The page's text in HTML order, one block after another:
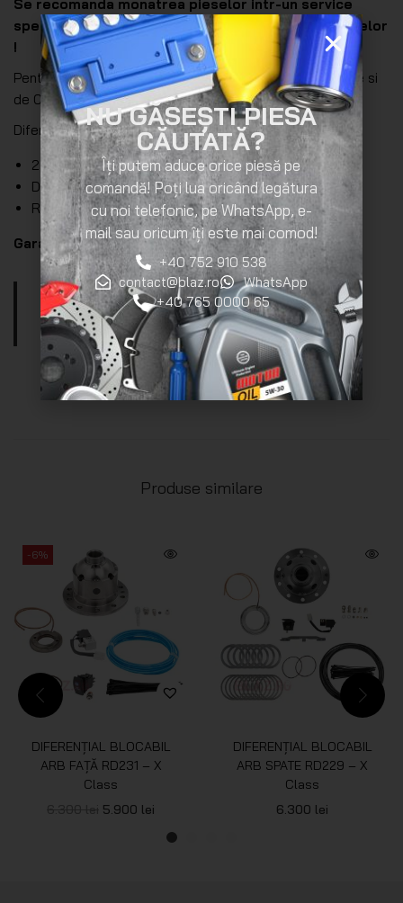
Se recomanda monatrea pieselor intr-un service
specializat 4×4, altfel riscati deteriorarea produselor
!
Pentru actionarea diferentialului blocabil mai aveti nevoie si
de Compresor Aer
Diferential Blocabil Spate TRE 4×4 TR103 Dana 35 Jeep
27 caneluri
Dana 35
Raport 2.73-3.31
Garantie 12 luni.
Puteți consulta catalogulcudiferentiale
blocabile pentru compatibilitate :Catalog
Diferentiale Blocabile TRE 4×4
Produse similare
-6%
DIFERENȚIAL BLOCABIL
ARB FAȚĂ RD231 – X
Class
5.900 lei
DIFERENȚIAL BLOCABIL
ARB SPATE RD229 – X
Class
6.300 lei
NU GĂSEȘTI PIESA
CĂUTATĂ?
Îți putem aduce orice piesă pe
comandă! Poți lua oricând legătura
cu noi telefonic, pe WhatsApp, e-
mail sau oricum îți este mai comod!
+40 752 910 538
contact@blaz.ro
WhatsApp
+40 765 0000 65